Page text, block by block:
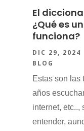
El
¿Qué es
funciona?
DIC 29, 2024
BLOG
Estas son las
años
internet, etc..,
entender,